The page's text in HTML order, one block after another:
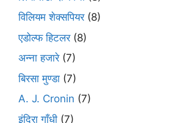
विलियम शेक्सपियर(8)
एडोल्फ हिटलर(8)
अन्ना हजारे(7)
बिरसा मुण्डा (7)
A. J. Cronin (7)
इंदिरा गाँधी (7)